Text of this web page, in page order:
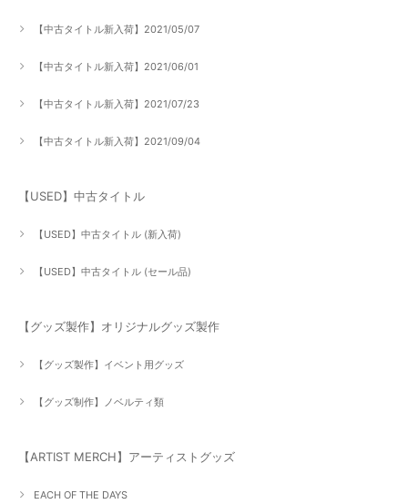
【中古タイトル新入荷】2021/05/07
【中古タイトル新入荷】2021/06/01
【中古タイトル新入荷】2021/07/23
【中古タイトル新入荷】2021/09/04
【USED】中古タイトル
【USED】中古タイトル (新入荷)
【USED】中古タイトル (セール品)
【グッズ製作】オリジナルグッズ製作
【グッズ製作】イベント用グッズ
【グッズ制作】ノベルティ類
【ARTIST MERCH】アーティストグッズ
EACH OF THE DAYS